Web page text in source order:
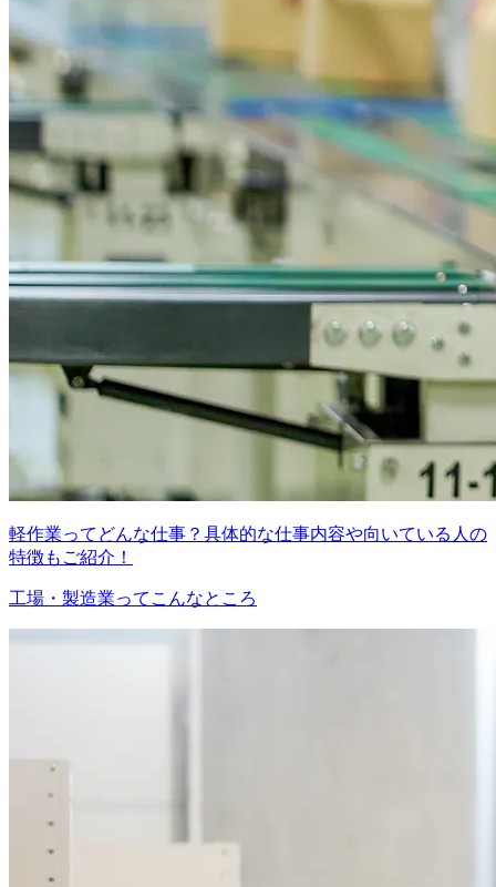
軽作業ってどんな仕事？具体的な仕事内容や向いている人の
特徴もご紹介！
工場・製造業ってこんなところ